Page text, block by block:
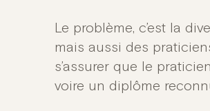
Le problème, c’est la
mais aussi des
s’assurer que le
voire un diplôme